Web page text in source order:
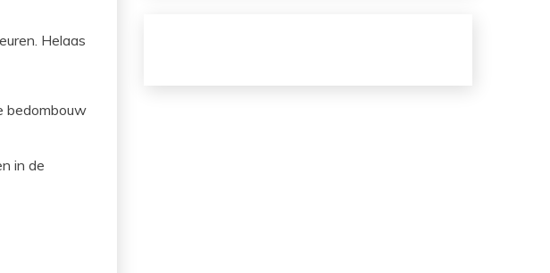
Helaas
bedombouw
in de